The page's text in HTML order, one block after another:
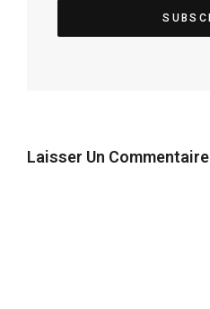
Laisser Un Commentaire